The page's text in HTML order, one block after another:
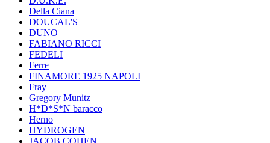
Della Ciana
DOUCAL'S
DUNO
FABIANO RICCI
FEDELI
Ferre
FINAMORE 1925 NAPOLI
Fray
Gregory Munitz
H*D*S*N baracco
Herno
HYDROGEN
JACOB COHEN